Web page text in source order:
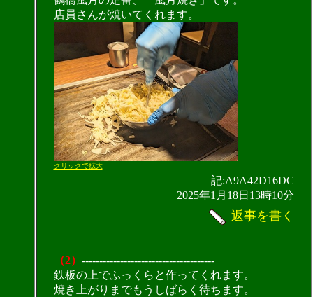
店員さんが焼いてくれます。
クリックで拡大
記:A9A42D16DC
2025年1月18日13時10分
返事を書く
（2） --------------------------------------
鉄板の上でふっくらと作ってくれます。
焼き上がりまでもうしばらく待ちます。